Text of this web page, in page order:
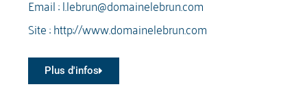
Email :l.lebrun@domainelebrun.com
Site :http://www.domainelebrun.com
Plus d'infos